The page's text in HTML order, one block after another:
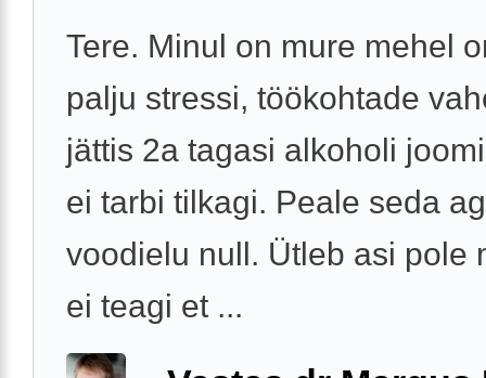
Tere. Minul on mure mehel
palju stressi, töökohtade
jättis 2a tagasi alkoholi
ei tarbi tilkagi. Peale seda
voodielu null. Ütleb asi pole
ei teagi et ...